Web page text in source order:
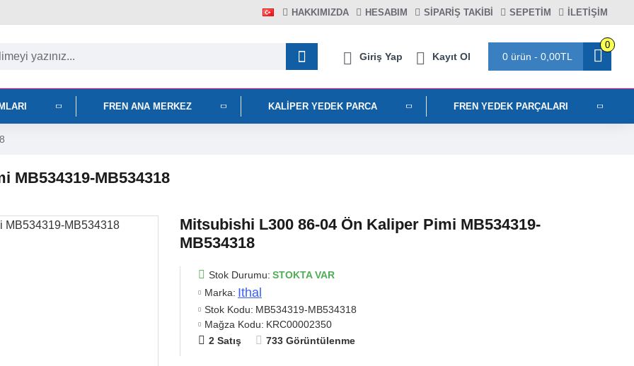
HAKKIMIZDA HESABIM SIPARIŞ TAKIBI SEPETIM İLETİŞİM
Giriş Yap Kayıt Ol 0 ürün - 0,00TL
0
FREN ANA MERKEZ KALIPER YEDEK PARCA FREN YEDEK PARÇALARI
MB534319-MB534318
Mitsubishi L300 86-04 Ön Kaliper Pimi MB534319-
MB534318
Stok Durumu: STOKTA VAR
Marka: Ithal
Stok Kodu: MB534319-MB534318
Mağza Kodu: KRC00002350
2 Satış
733 Görüntülenme